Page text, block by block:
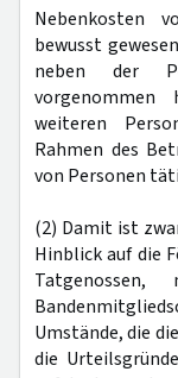
Nebenkosten
bewusst
neben der
weiteren
Rahmen des
von Personen
(2) Damit ist
Hinblick auf die
Umstände, die
die